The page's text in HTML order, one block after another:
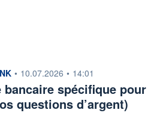
• 10.07.2026 • 14:01
spécifique pour
questions d’argent)